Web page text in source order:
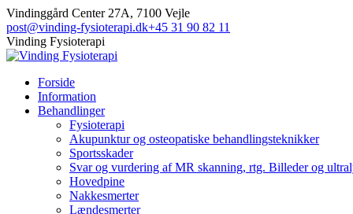
Skip
to
content
Facebook
Vindinggård Center 27A, 7100 Vejle
post@vinding-fysioterapi.dk+45 31 90 82 11
Vinding Fysioterapi
Forside
Information
Behandlinger
Fysioterapi
Akupunktur og osteopatiske behandlingsteknikker
Sportsskader
Svar og vurdering af MR skanning, rtg. Billeder og
Hovedpine
Nakkesmerter
Lændesmerter